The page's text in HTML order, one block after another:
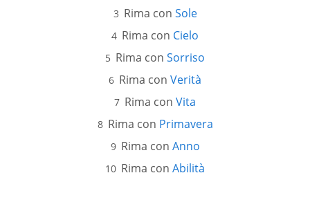
Rima con Sole
Rima con Cielo
Rima con Sorriso
Rima con Verità
Rima con Vita
Rima con Primavera
Rima con Anno
Rima con Abilità